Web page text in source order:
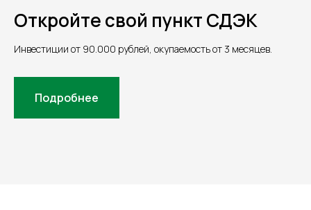
Откройте свой пункт СДЭК
Инвестиции от 90.000 рублей, окупаемость от 3 месяцев.
Подробнее